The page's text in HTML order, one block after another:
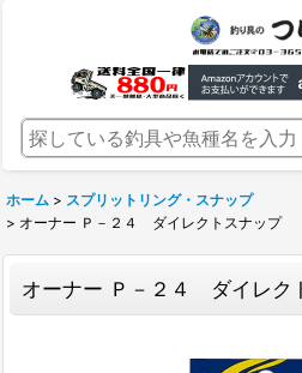
ホーム > スプリットリング・スナップ
> オーナー Ｐ－２４ ダイレクトスナップ
オーナー Ｐ－２４ ダイレク